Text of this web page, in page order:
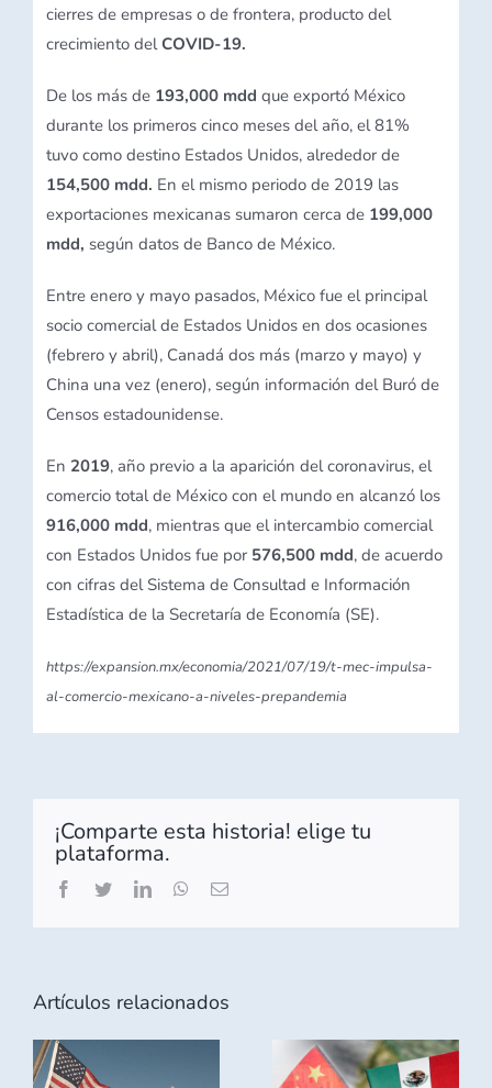
cierres de empresas o de frontera, producto del
crecimiento delCOVID-19.
De los más de 193,000 mddque exportó México
durante los primeros cinco meses del año, el 81%
tuvo como destino Estados Unidos, alrededor de
154,500 mdd. En el mismo periodo de 2019 las
exportaciones mexicanas sumaron cerca de 199,000
mdd, según datos de Banco de México.
Entre enero y mayo pasados, México fue el principal
socio comercial de Estados Unidos en dos ocasiones
(febrero y abril), Canadá dos más (marzo y mayo) y
China una vez (enero), según información del Buró de
Censos estadounidense.
En 2019, año previo a la aparición del coronavirus, el
comercio total de México con el mundo en alcanzó los
916,000 mdd, mientras que el intercambio comercial
con Estados Unidos fue por 576,500 mdd, de acuerdo
con cifras del Sistema de Consultad e Información
Estadística de la Secretaría de Economía (SE).
https://expansion.mx/economia/2021/07/19/t-mec-impulsa-
al-comercio-mexicano-a-niveles-prepandemia
¡Comparte esta historia! elige tu
plataforma.
Facebook
TwitterLinkedInWhatsApp
Correo
Artículos relacionados
JALISCO Y